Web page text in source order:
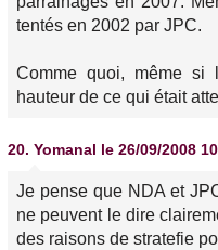
tentés en 2002 par JPC.
Comme quoi, même
hauteur de ce qui était
20. Yomanal le 26/09/2008
Je pense que NDA et
ne peuvent le dire
des raisons de stratefie